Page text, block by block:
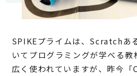
SPIKEプライムは、Scratchあ
いてプログラミングが学べる教
広く使われていますが、昨今「